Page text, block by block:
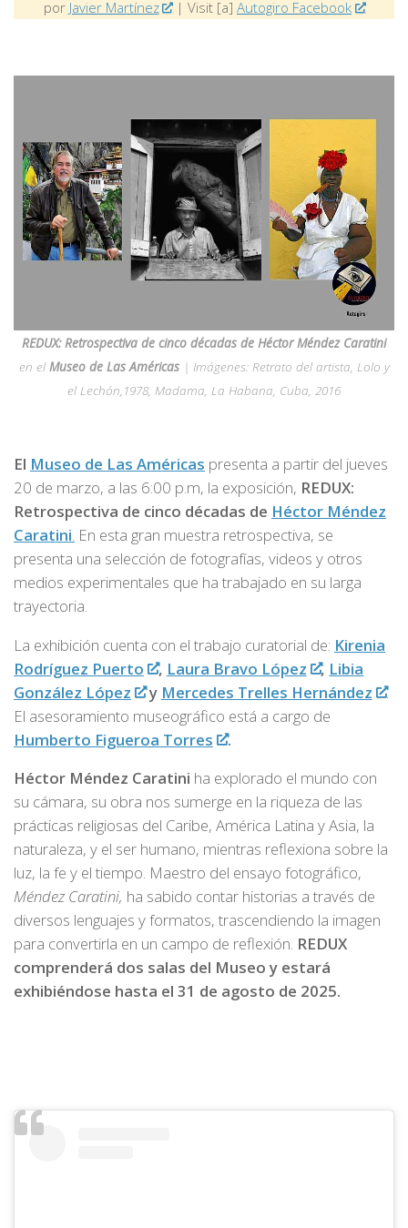
por Javier Martínez | Visit [a] Autogiro Facebook
REDUX: Retrospectiva de cinco décadas de Héctor Méndez Caratini
en el Museo de Las Américas| Imágenes: Retrato del artista, Lolo y
el Lechón,1978, Madama, La Habana, Cuba, 2016
El Museo de Las Américas presenta a partir del jueves
20 de marzo, a las 6:00 p.m, la exposición, REDUX:
Retrospectiva de cinco décadas de Héctor Méndez
Caratini. En esta gran muestra retrospectiva, se
presenta una selección de fotografías, videos y otros
medios experimentales que ha trabajado en su larga
trayectoria.
La exhibición cuenta con el trabajo curatorial de: Kirenia
Rodríguez Puerto
, Laura Bravo López , Libia
González López
y Mercedes Trelles Hernández
.
El asesoramiento museográfico está a cargo de
Humberto Figueroa Torres
.
Héctor Méndez Caratini ha explorado el mundo con
su cámara, su obra nos sumerge en la riqueza de las
prácticas religiosas del Caribe, América Latina y Asia, la
naturaleza, y el ser humano, mientras reflexiona sobre la
luz, la fe y el tiempo. Maestro del ensayo fotográfico,
Méndez Caratini, ha sabido contar historias a través de
diversos lenguajes y formatos, trascendiendo la imagen
para convertirla en un campo de reflexión. REDUX
comprenderá dos salas del Museo y estará
exhibiéndose hasta el 31 de agosto de 2025.